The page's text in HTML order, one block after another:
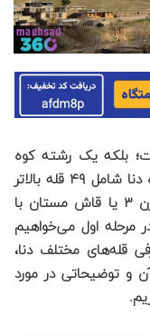
بلکه یک رشته کوه
فرعی در رشته کوه زاگرس است. رشته کوه دنا شامل ۴۹ قله بالاتر
از ۴۰۰۰ متر است. مرتفع‌ترین قله دنا، بیژن ۳ یا قاش مستان با
در مرحله اول می‌خواهیم
قله‌های مختلف دنا،
و توضیحاتی در مورد